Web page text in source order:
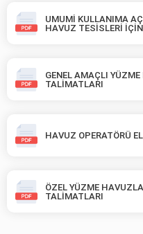
UMUMİ KULLANIMA
HAVUZ TESİSLERİ
GENEL AMAÇLI
TALİMATLARI
HAVUZ OPERATÖRÜ
ÖZEL YÜZME
TALİMATLARI